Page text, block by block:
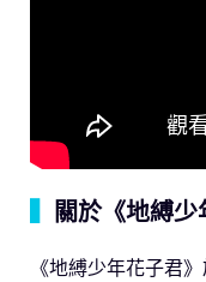
關於《地縛少
《地縛少年花子君